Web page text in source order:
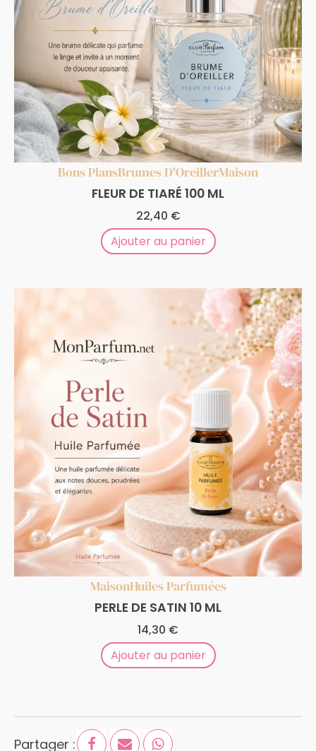
Bons PlansBrumes D'OreillerMaison
FLEUR DE TIARÉ 100 ML
22,40 €
Ajouter au panier
MaisonHuiles Parfumées
PERLE DE SATIN 10 ML
14,30 €
Ajouter au panier
Partager :